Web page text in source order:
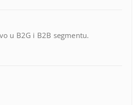
u B2G i B2B segmentu.